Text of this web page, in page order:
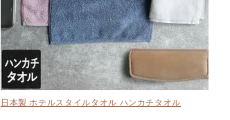
日本製 ホテルスタイルタオル ハンカチタオル